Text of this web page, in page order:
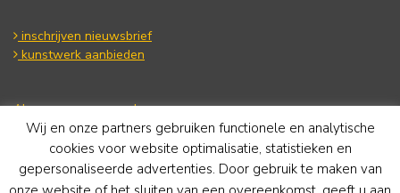
inschrijven nieuwsbrief
kunstwerk aanbieden
Algemene voorwaarden
Privacy statement
Cookie Policy
Disclaimer
Wij en onze partners gebruiken functionele en analytische
cookies voor website optimalisatie, statistieken en
gepersonaliseerde advertenties. Door gebruik te maken van